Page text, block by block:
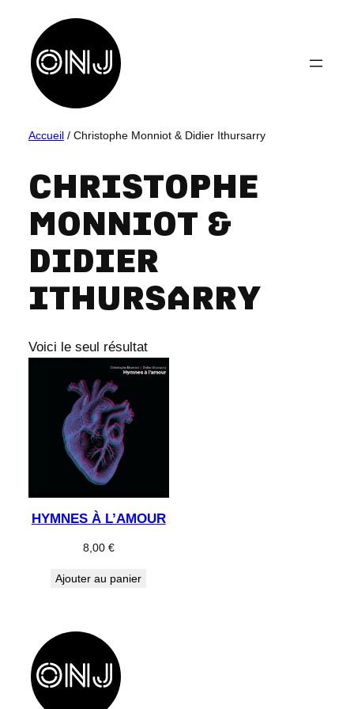
contenu
Accueil/ Christophe Monniot & Didier Ithursarry
CHRISTOPHE
MONNIOT &
DIDIER
ITHURSARRY
Voici le seul résultat
HYMNES À L’AMOUR
8,00 €
Ajouter au panier